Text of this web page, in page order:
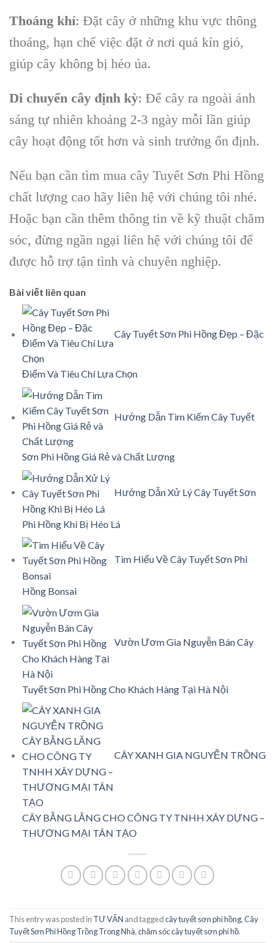
Thoáng khí: Đặt cây ở những khu vực thông
thoáng, hạn chế việc đặt ở nơi quá kín gió,
giúp cây không bị héo úa.
Di chuyển cây định kỳ: Để cây ra ngoài ánh
sáng tự nhiên khoảng 2-3 ngày mỗi lần giúp
cây hoạt động tốt hơn và sinh trưởng ổn định.
Nếu bạn cần tìm mua cây Tuyết Sơn Phi Hồng
chất lượng cao hãy liên hệ với chúng tôi nhé.
Hoặc bạn cần thêm thông tin về kỹ thuật chăm
sóc, đừng ngần ngại liên hệ với chúng tôi để
được hỗ trợ tận tình và chuyên nghiệp.
Bài viết liên quan
Cây Tuyết Sơn Phi Hồng Đẹp – Đặc
Điểm Và Tiêu Chí Lựa Chọn
Hướng Dẫn Tìm Kiếm Cây Tuyết
Sơn Phi Hồng Giá Rẻ và Chất Lượng
Hướng Dẫn Xử Lý Cây Tuyết Sơn
Phi Hồng Khi Bị Héo Lá
Tìm Hiểu Về Cây Tuyết Sơn Phi
Hồng Bonsai
Vườn Ươm Gia Nguyễn Bán Cây
Tuyết Sơn Phi Hồng Cho Khách Hàng Tại Hà Nội
CÂY XANH GIA NGUYỄN TRỒNG
CÂY BẰNG LĂNG CHO CÔNG TY TNHH XÂY DỰNG –
THƯƠNG MẠI TÂN TẠO
This entry was posted in TƯ VẤN and taggedcây tuyết sơn phi hồng,Cây
Tuyết Sơn Phi Hồng Trồng Trong Nhà,chăm sóc cây tuyết sơn phi hồ.